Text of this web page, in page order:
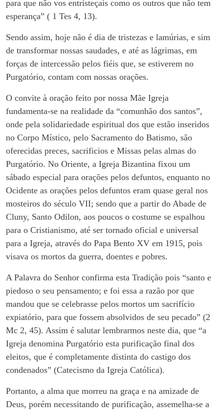
para que não vos entristeçais como os outros que não tem
esperança” ( 1 Tes 4, 13).
Sendo assim, hoje não é dia de tristezas e lamúrias, e sim
de transformar nossas saudades, e até as lágrimas, em
forças de intercessão pelos fiéis que, se estiverem no
Purgatório, contam com nossas orações.
O convite à oração feito por nossa Mãe Igreja
fundamenta-se na realidade da “comunhão dos santos”,
onde pela solidariedade espiritual dos que estão inseridos
no Corpo Místico, pelo Sacramento do Batismo, são
oferecidas preces, sacrificios e Missas pelas almas do
Purgatório. No Oriente, a Igreja Bizantina fixou um
sábado especial para orações pelos defuntos, enquanto no
Ocidente as orações pelos defuntos eram quase geral nos
mosteiros do século VII; sendo que a partir do Abade de
Cluny, Santo Odilon, aos poucos o costume se espalhou
para o Cristianismo, até ser tornado oficial e universal
para a Igreja, através do Papa Bento XV em 1915, pois
visava os mortos da guerra, doentes e pobres.
A Palavra do Senhor confirma esta Tradição pois “santo e
piedoso o seu pensamento; e foi essa a razão por que
mandou que se celebrasse pelos mortos um sacrifício
expiatório, para que fossem absolvidos de seu pecado” (2
Mc 2, 45). Assim é salutar lembrarmos neste dia, que “a
Igreja denomina Purgatório esta purificação final dos
eleitos, que é completamente distinta do castigo dos
condenados” (Catecismo da Igreja Católica).
Portanto, a alma que morreu na graça e na amizade de
Deus, porém necessitando de purificação, assemelha-se a